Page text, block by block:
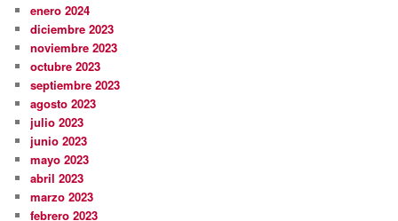
enero 2024
diciembre 2023
noviembre 2023
octubre 2023
septiembre 2023
agosto 2023
julio 2023
junio 2023
mayo 2023
abril 2023
marzo 2023
febrero 2023